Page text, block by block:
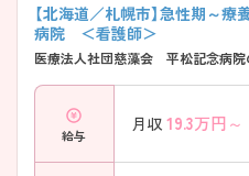
【北海道／札幌市】急性期～
病院 ＜看護師＞
医療法人社団慈藻会 平松記念病院
給与
月収 19.3万円～